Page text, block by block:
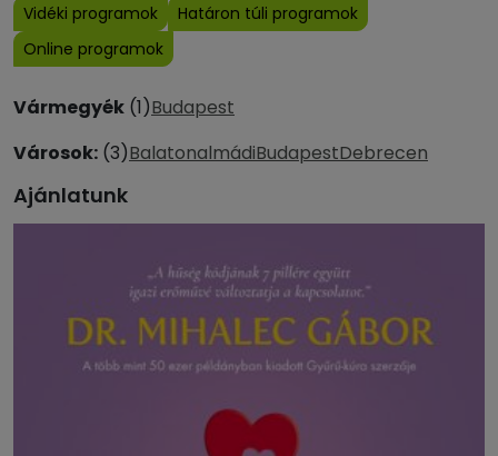
Vidéki programok
Határon túli programok
Online programok
Vármegyék (1)Budapest
Városok: (3)BalatonalmádiBudapestDebrecen
Ajánlatunk